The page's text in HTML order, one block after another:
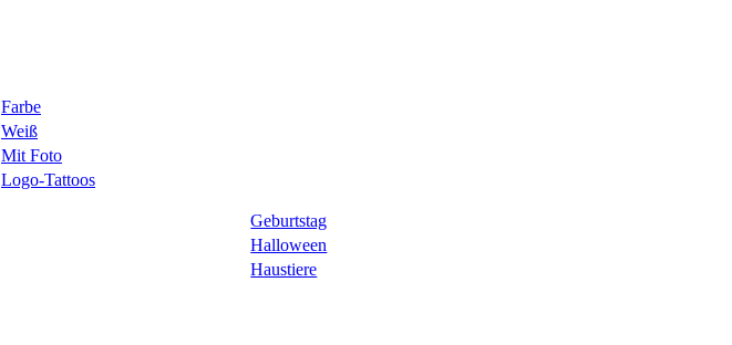
Farbe
Weiß
Mit Foto
Logo-Tattoos
Geburtstag
Halloween
Haustiere